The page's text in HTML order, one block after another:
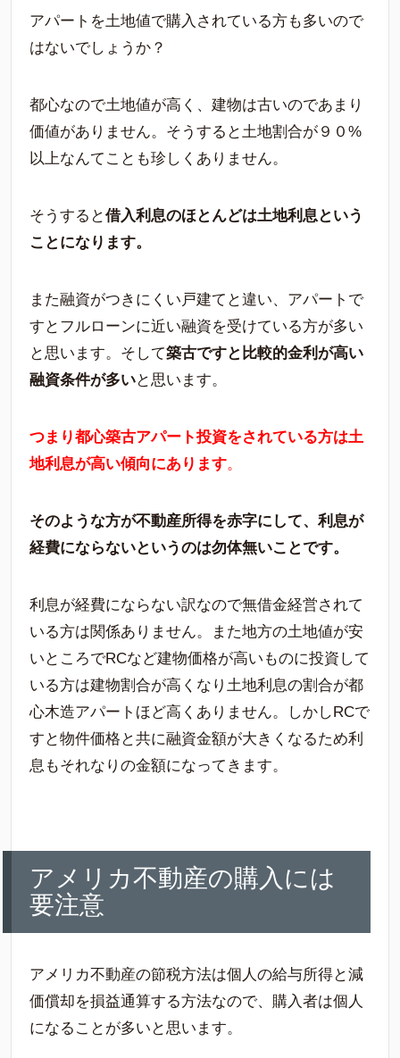
アパートを土地値で購入されている方も多いので
はないでしょうか？
都心なので土地値が高く、建物は古いのであまり
価値がありません。そうすると土地割合が９０%
以上なんてことも珍しくありません。
そうすると借入利息のほとんどは土地利息という
ことになります。
また融資がつきにくい戸建てと違い、アパートで
すとフルローンに近い融資を受けている方が多い
と思います。そして築古ですと比較的金利が高い
融資条件が多いと思います。
つまり都心築古アパート投資をされている方は土
地利息が高い傾向にあります。
そのような方が不動産所得を赤字にして、利息が
経費にならないというのは勿体無いことです。
利息が経費にならない訳なので無借金経営されて
いる方は関係ありません。また地方の土地値が安
いところでRCなど建物価格が高いものに投資して
いる方は建物割合が高くなり土地利息の割合が都
心木造アパートほど高くありません。しかしRCで
すと物件価格と共に融資金額が大きくなるため利
息もそれなりの金額になってきます。
アメリカ不動産の購入には
要注意
アメリカ不動産の節税方法は個人の給与所得と減
価償却を損益通算する方法なので、購入者は個人
になることが多いと思います。